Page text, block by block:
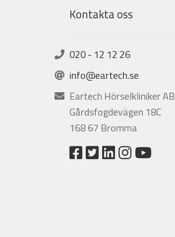
Kontakta oss
020 - 12 12 26
info@eartech.se
Eartech Hörselkliniker AB
Gårdsfogdevägen 18C
168 67 Bromma